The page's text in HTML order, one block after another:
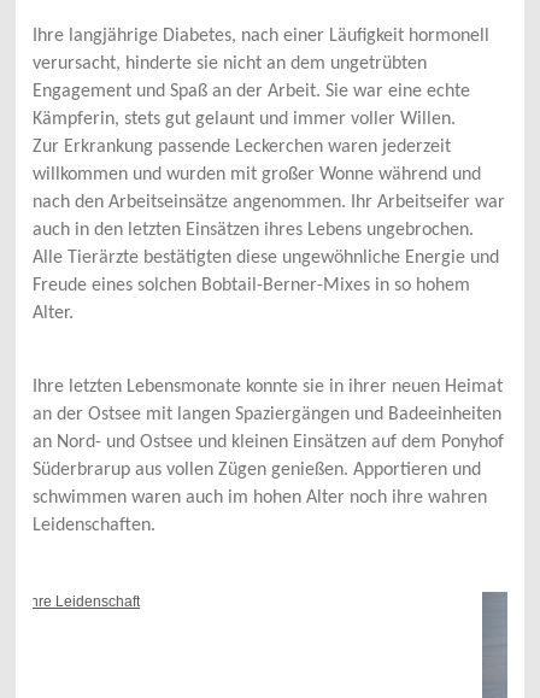
Ihre langjährige Diabetes, nach einer Läufigkeit hormonell
verursacht, hinderte sie nicht an dem ungetrübten
Engagement und Spaß an der Arbeit. Sie war eine echte
Kämpferin, stets gut gelaunt und immer voller Willen.
Zur Erkrankung passende Leckerchen waren jederzeit
willkommen und wurden mit großer Wonne während und
nach den Arbeitseinsätze angenommen. Ihr Arbeitseifer war
auch in den letzten Einsätzen ihres Lebens ungebrochen.
Alle Tierärzte bestätigten diese ungewöhnliche Energie und
Freude eines solchen Bobtail-Berner-Mixes in so hohem
Alter.
Ihre letzten Lebensmonate konnte sie in ihrer neuen Heimat
an der Ostsee mit langen Spaziergängen und Badeeinheiten
an Nord- und Ostsee und kleinen Einsätzen auf dem Ponyhof
Süderbrarup aus vollen Zügen genießen. Apportieren und
schwimmen waren auch im hohen Alter noch ihre wahren
Leidenschaften.